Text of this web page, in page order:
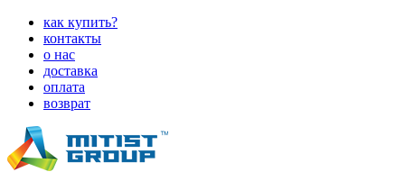
как купить?
контакты
о нас
доставка
оплата
возврат